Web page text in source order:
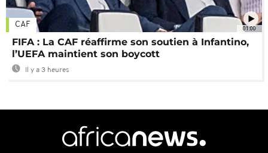
01:00
CAF
FIFA : La CAF réaffirme son soutien à Infantino,
l’UEFA maintient son boycott
Il y a 3 heures